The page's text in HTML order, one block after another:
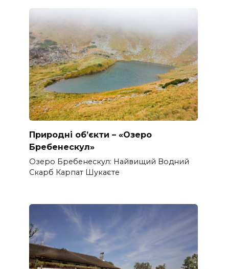
Природні об’єкти – «Озеро
Бребенескул»
Озеро Бребенескул: Найвищий Водний
Скарб Карпат Шукаєте